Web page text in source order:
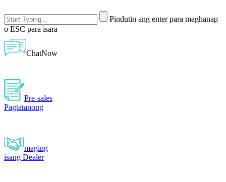
Pindutin ang enter para maghanap
o ESC para isara
ChatNow
Pre-sales
Pagtatanong
maging
isang Dealer